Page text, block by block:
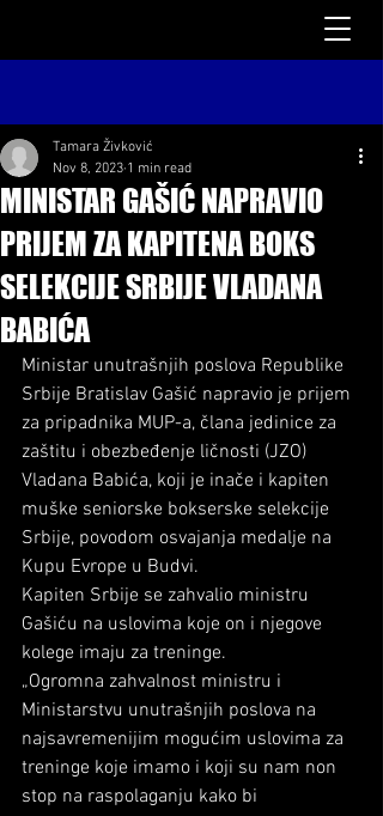
MINISTAR GAŠIĆ NAPRAVIO
PRIJEM ZA KAPITENA BOKS
SELEKCIJE SRBIJE VLADANA
BABIĆA
Tamara Živković
Nov 8, 2023 1 min read
Ministar unutrašnjih poslova Republike
Srbije Bratislav Gašić napravio je prijem
za pripadnika MUP-a, člana jedinice za
zaštitu i obezbeđenje ličnosti (JZO)
Vladana Babića, koji je inače i kapiten
muške seniorske bokserske selekcije
Srbije, povodom osvajanja medalje na
Kupu Evrope u Budvi.
Kapiten Srbije se zahvalio ministru
Gašiću na uslovima koje on i njegove
kolege imaju za treninge.
„Ogromna zahvalnost ministru i
Ministarstvu unutrašnjih poslova na
najsavremenijim mogućim uslovima za
treninge koje imamo i koji su nam non
stop na raspolaganju kako bi